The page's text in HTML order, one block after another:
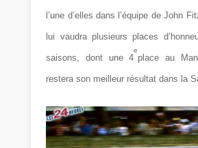
l’une d’elles dans l’équipe de John
lui vaudra plusieurs places
saisons, dont une 4
e
place au
restera son meilleur résultat dans la